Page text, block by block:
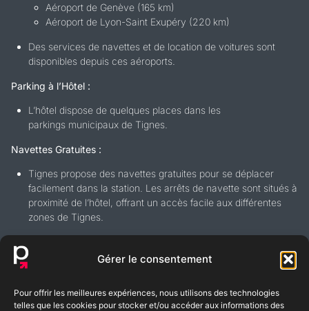
Gérer le consentement
Pour offrir les meilleures expériences, nous utilisons des technologies
telles que les cookies pour stocker et/ou accéder aux informations des
Aéroport de Genève (165 km)
Aéroport de Lyon-Saint Exupéry (220 km)
Des services de navettes et de location de voitures sont
disponibles depuis ces aéroports.
Parking à l’Hôtel :
L’hôtel dispose de quelques places dans les
parkings municipaux de Tignes.
Navettes Gratuites :
Tignes propose des navettes gratuites pour se déplacer
facilement dans la station. Les arrêts de navette sont situés à
proximité de l’hôtel, offrant un accès facile aux différentes
zones de Tignes.
BLOGFAQ